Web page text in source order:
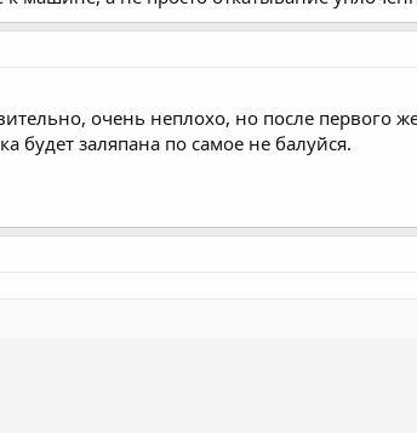
очень неплохо, но после первого
будет заляпана по самое не балуйся.